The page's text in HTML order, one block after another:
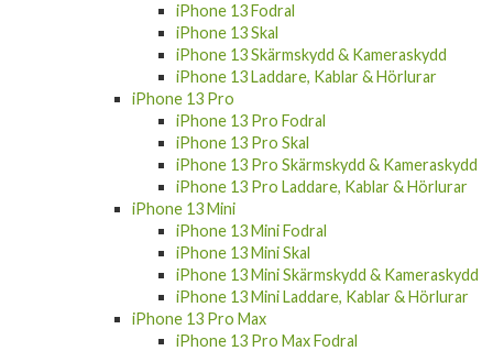
iPhone 13 Fodral
iPhone 13 Skal
iPhone 13 Skärmskydd & Kameraskydd
iPhone 13 Laddare, Kablar & Hörlurar
iPhone 13 Pro
iPhone 13 Pro Fodral
iPhone 13 Pro Skal
iPhone 13 Pro Skärmskydd & Kameraskydd
iPhone 13 Pro Laddare, Kablar & Hörlurar
iPhone 13 Mini
iPhone 13 Mini Fodral
iPhone 13 Mini Skal
iPhone 13 Mini Skärmskydd & Kameraskydd
iPhone 13 Mini Laddare, Kablar & Hörlurar
iPhone 13 Pro Max
iPhone 13 Pro Max Fodral